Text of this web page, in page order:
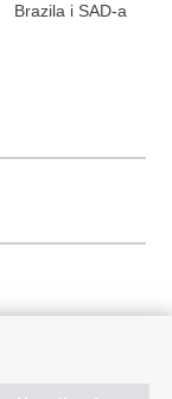
Brazila i SAD-a